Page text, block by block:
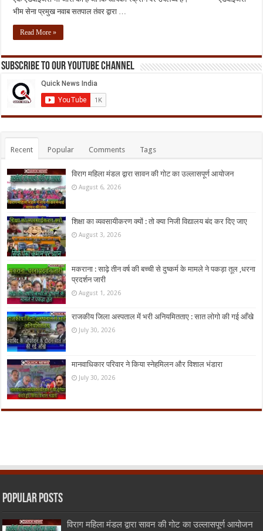
भीम सेना प्रमुख नवाब सतपाल तंवर द्वारा …
Read More »
Subscribe to our Youtube Channel
Recent Popular Comments Tags
विराग महिला मंडल द्वारा सावन की गोट का उल्लासपूर्ण आयोजन
August 6, 2026
शिक्षा का व्यवसायीकरण क्यों : तो क्या निजी विद्यालय बंद कर दिए जाए
August 3, 2026
मकराना : साढ़े तीन वर्ष की बच्ची से दुष्कर्म के मामले ने पकड़ा तूल ,धरना
प्रदर्शन जारी
August 1, 2026
राजकीय जिला अस्पताल में भरी अनियमितताए : सात लोगो की गई आँखे
July 30, 2026
मानवाधिकार परिवार ने किया स्नेहमिलन और विशाल भंडारा
July 30, 2026
Popular Posts
विराग महिला मंडल द्वारा सावन की गोट का उल्लासपूर्ण आयोजन